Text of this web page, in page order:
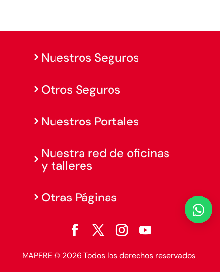
Nuestros Seguros
Otros Seguros
Nuestros Portales
Nuestra red de oficinas
y talleres
Otras Páginas
MAPFRE © 2026 Todos los derechos reservados
